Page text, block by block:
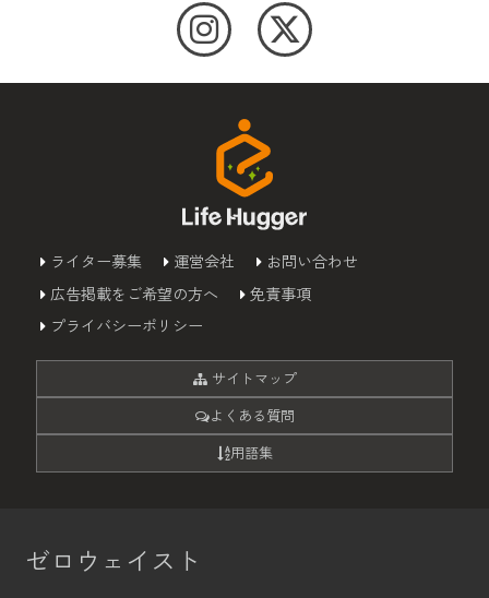
ライター募集 運営会社
お問い合わせ
広告掲載をご希望の方へ
免責事項
プライバシーポリシー
サイトマップ
よくある質問
用語集
ゼロウェイスト